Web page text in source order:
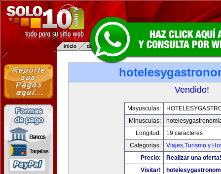
Vendido!
Mayusculas:
Minusculas:
Longitud:
19 caracteres
Categorias:
Viajes,Turismo y
Precio:
Realizar una oferta!
Visitar!